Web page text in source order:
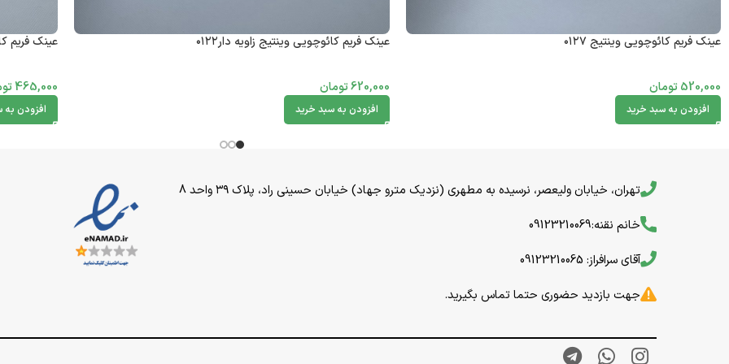
عینک فریم کائوچویی وینتیج ۰۱۲۷
520,000تومان
افزودن به سبد خرید
عینک فریم کائوچویی وینتیج زاویه دار۰۱۲۲
620,000تومان
افزودن به سبد خرید
عینک فریم
465,000
افزودن به
تهران، خیابان ولیعصر، نرسیده به مطهری (نزدیک مترو جهاد) خیابان حسینی راد، پلاک ۳۹ واحد 8
خانم نقنه:09123210069
آقای سرافراز: 09123210065
جهت بازدید حضوری حتما تماس بگیرید.